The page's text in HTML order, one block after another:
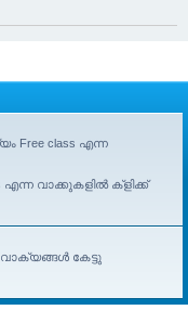
Free class എന്ന
എന്ന വാക്കുകളിൽ ക്ളിക്ക്
കേട്ടു